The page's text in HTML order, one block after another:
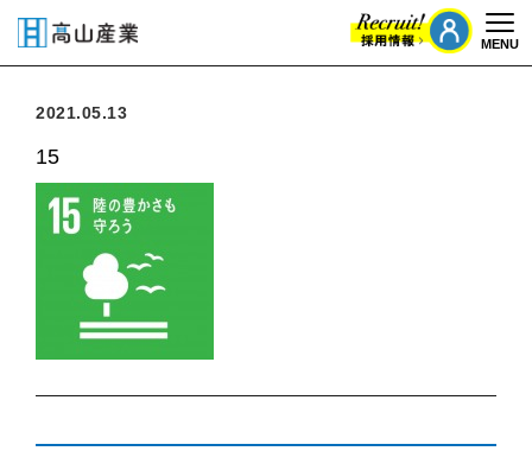
MENU
2021.05.13
15